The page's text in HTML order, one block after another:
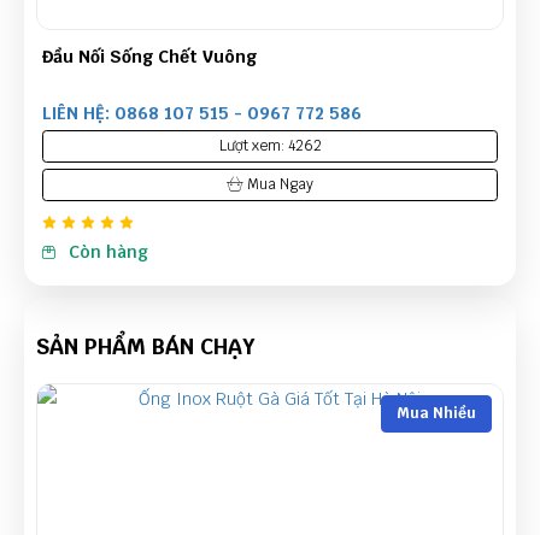
Đầu Nối Sống Chết Vuông
LIÊN HỆ: 0868 107 515 - 0967 772 586
Lượt xem: 4262
Mua Ngay
Còn hàng
SẢN PHẨM BÁN CHẠY
Mua Nhiều